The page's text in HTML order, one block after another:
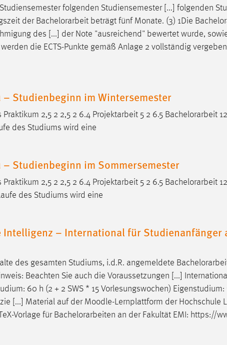
folgenden Studiensemester [...] folgenden
der Bachelorarbeit beträgt fünf Monate. (3) 1Die
des [...] der Note "ausreichend" bewertet wurde,
werden die ECTS-Punkte gemäß Anlage 2 vollständig
Studienbeginn im Wintersemester
2,5 2 2,5 2 6.4 Projektarbeit 5 2 6.5 Bachelorarbeit
des Studiums wird eine
Studienbeginn im Sommersemester
2,5 2 2,5 2 6.4 Projektarbeit 5 2 6.5 Bachelorarbeit
des Studiums wird eine
– International für Studienanfänger
des gesamten Studiums, i.d.R. angemeldete
Beachten Sie auch die Voraussetzungen [...]
60 h (2 + 2 SWS * 15 Vorlesungswochen)
[...] Material auf der Moodle-Lernplattform der Hochschule
Vorlage für Bachelorarbeiten an der Fakultät EMI: https://